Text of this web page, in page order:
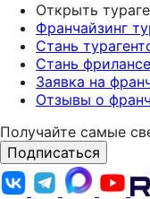
Открыть
Франчайзинг
Стань
Стань
Заявка на
Отзывы о
Получайте самые
Подписаться